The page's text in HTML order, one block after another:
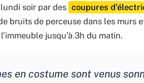
soir par des coupures
bruits de perceuse dans les murs
jusqu’à 3h du matin.
en costume sont venus